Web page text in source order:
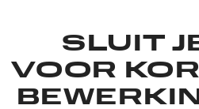
SLUIT
VOOR